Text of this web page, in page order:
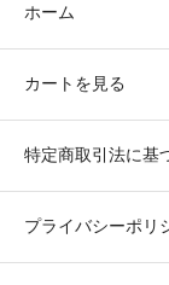
ホーム
カートを見る
特定商取引法に基
プライバシーポリ